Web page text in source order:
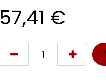
57,41 €